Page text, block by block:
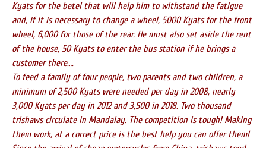
Kyats for the betel that will help him to withstand the fatigue
and, if it is necessary to change a wheel, 5000 Kyats for the front
wheel, 6,000 for those of the rear. He must also set aside the rent
of the house, 50 Kyats to enter the bus station if he brings a
customer there….
To feed a family of four people, two parents and two children, a
minimum of 2,500 Kyats were needed per day in 2008, nearly
3,000 Kyats per day in 2012 and 3,500 in 2018. Two thousand
trishaws circulate in Mandalay. The competition is tough! Making
them work, at a correct price is the best help you can offer them!